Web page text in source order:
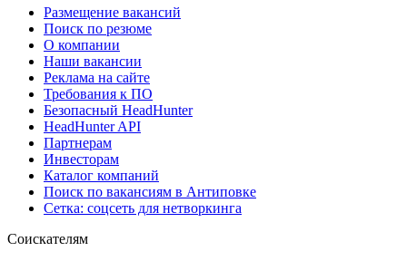
Размещение вакансий
Поиск по резюме
О компании
Наши вакансии
Реклама на сайте
Требования к ПО
Безопасный HeadHunter
HeadHunter API
Партнерам
Инвесторам
Каталог компаний
Поиск по вакансиям в Антиповке
Сетка: соцсеть для нетворкинга
Соискателям